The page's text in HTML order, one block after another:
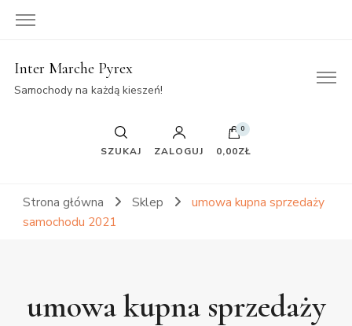
Inter Marche Pyrex
Samochody na każdą kieszeń!
SZUKAJ ZALOGUJ
0
0,00ZŁ
Strona główna Sklep
umowa kupna sprzedaży
samochodu 2021
umowa kupna sprzedaży